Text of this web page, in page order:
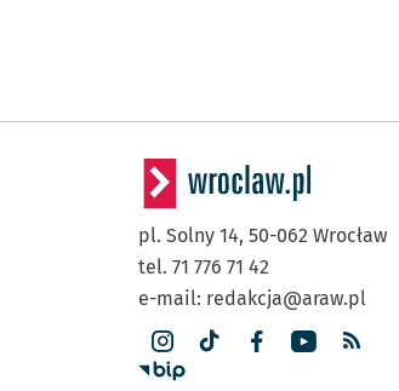
pl. Solny 14, 50-062 Wrocław
tel. 71 776 71 42
e-mail: redakcja@araw.pl